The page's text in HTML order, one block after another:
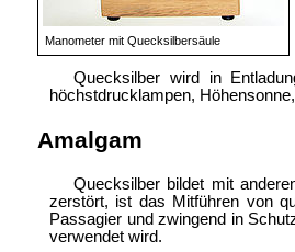
Manometer mit Quecksilbersäule
Quecksilber wird in
höchstdrucklampen, Höhensonne,
Amalgam
Quecksilber bildet mit
zerstört, ist das Mitführen von
Passagier und zwingend in
verwendet wird.